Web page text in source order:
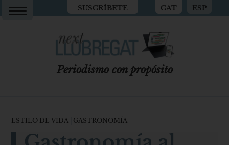
SUSCRÍBETE CAT ESP
Periodismo con propósito
ESTILO DE VIDA GASTRONOMÍA